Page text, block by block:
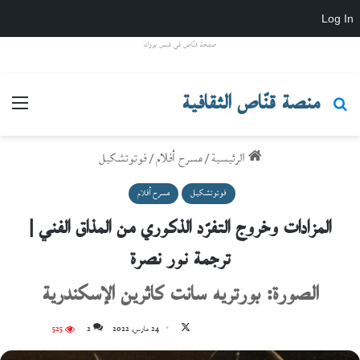
Log In
صفحة قنّاص في فيس بووك
منصة قنّاص الثقافية
بحث عن
الرئيسية/مسرح أفلام/فوتوتشكيل
فوتوتشكيل مسرح أفلام
المزادات وخروج التفرّد الذكوري من المذاق الفني |
ترجمة نور نصرة
الصورة: بورتريه سانت كاثرين الإسكندرية
على
24 مارس، 2022 2
525